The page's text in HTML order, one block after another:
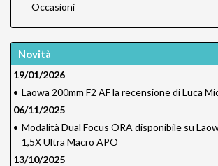
Occasioni
Novità
19/01/2026
• Laowa 200mm F2 AF la recensione di Luca
06/11/2025
• Modalità Dual Focus ORA disponibile su
1,5X Ultra Macro APO
13/10/2025